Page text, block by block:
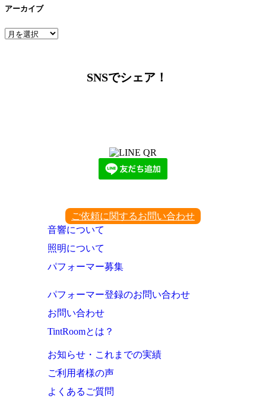
アーカイブ
ア
SNSでシェア！
ご依頼に関するお問い合わせ
音響について
照明について
パフォーマー募集
パフォーマー登録のお問い合わせ
お問い合わせ
TintRoomとは？
お知らせ・これまでの実績
ご利用者様の声
よくあるご質問